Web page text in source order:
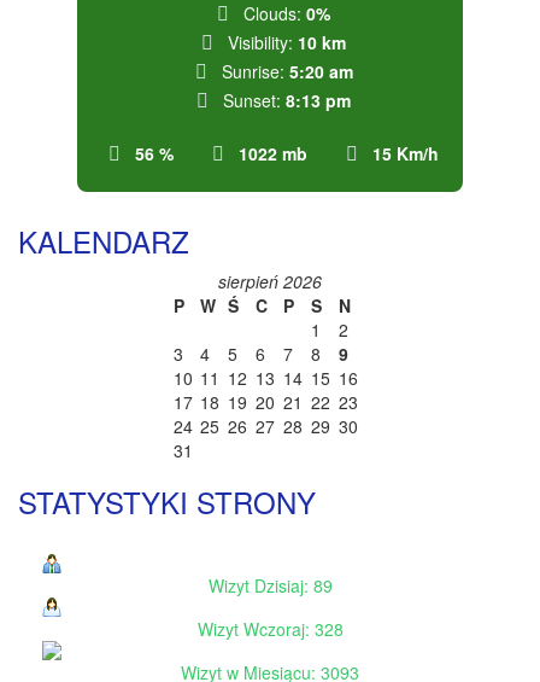
56 % 1022 mb 15 Km/h
Clouds: 0%
Visibility: 10 km
Sunrise: 5:20 am
Sunset: 8:13 pm
KALENDARZ
sierpień 2026
P
W Ś C P S
N
1
2
3
4 5 6 7 8
9
10 11 12 13 14 15 16
17 18 19 20 21 22 23
24 25 26 27 28 29 30
31
STATYSTYKI STRONY
Wizyt Dzisiaj: 89
Wizyt Wczoraj: 328
Wizyt w Miesiącu: 3093